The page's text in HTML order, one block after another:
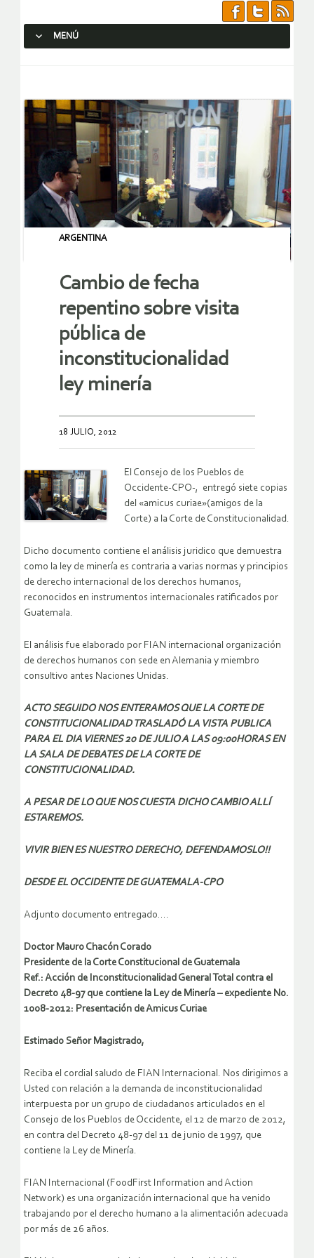
MENÚ
ARGENTINA
Cambio de fecha
repentino sobre visita
pública de
inconstitucionalidad
ley minería
18 JULIO, 2012
El Consejo de los Pueblos de
Occidente-CPO-, entregó siete copias
del «amicus curiae»(amigos de la
Corte) a la Corte de Constitucionalidad.
Dicho documento contiene el análisis juridico que demuestra
como la ley de minería es contraria a varias normas y principios
de derecho internacional de los derechos humanos,
reconocidos en instrumentos internacionales ratificados por
Guatemala.
El análisis fue elaborado por FIAN internacional organización
de derechos humanos con sede en Alemania y miembro
consultivo antes Naciones Unidas.
ACTO SEGUIDO NOS ENTERAMOS QUE LA CORTE DE
CONSTITUCIONALIDAD TRASLADÓ LA VISTA PUBLICA
PARA EL DIA VIERNES 20 DE JULIO A LAS 09:00HORAS EN
LA SALA DE DEBATES DE LA CORTE DE
CONSTITUCIONALIDAD.
A PESAR DE LO QUE NOS CUESTA DICHO CAMBIO ALLÍ
ESTAREMOS.
VIVIR BIEN ES NUESTRO DERECHO, DEFENDAMOSLO!!
DESDE EL OCCIDENTE DE GUATEMALA-CPO
Adjunto documento entregado….
Doctor Mauro Chacón Corado
Presidente de la Corte Constitucional de Guatemala
Ref.: Acción de Inconstitucionalidad General Total contra el
Decreto 48-97 que contiene la Ley de Minería – expediente No.
1008-2012: Presentación de Amicus Curiae
Estimado Señor Magistrado,
Reciba el cordial saludo de FIAN Internacional. Nos dirigimos a
Usted con relación a la demanda de inconstitucionalidad
interpuesta por un grupo de ciudadanos articulados en el
Consejo de los Pueblos de Occidente, el 12 de marzo de 2012,
en contra del Decreto 48-97 del 11 de junio de 1997, que
contiene la Ley de Minería.
FIAN Internacional (FoodFirst Information and Action
Network) es una organización internacional que ha venido
trabajando por el derecho humano a la alimentación adecuada
por más de 26 años.